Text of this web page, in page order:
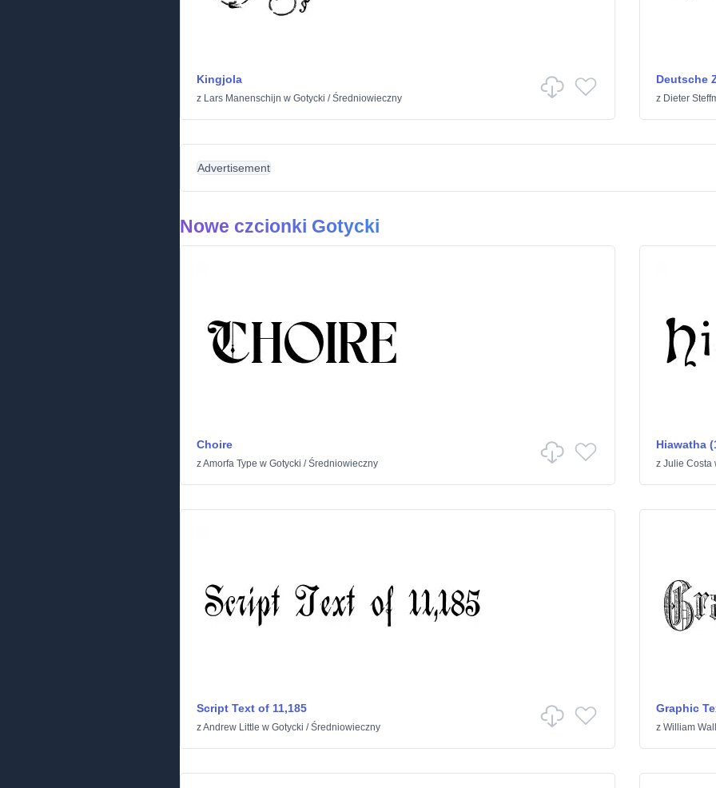
Kingjola
z Lars Manenschijn w Gotycki /Średniowieczny
Deutsche
z Dieter
Advertisement
Nowe czcionki Gotycki
Choire
zAmorfa Type w Gotycki /Średniowieczny
Hiawatha
z Julie Costa
Script Text of 11,185
zAndrew Little w Gotycki /Średniowieczny
Graphic
z William